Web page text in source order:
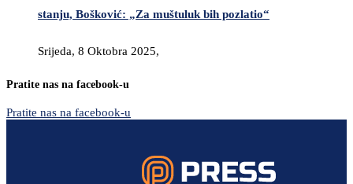
stanju, Bošković: „Za muštuluk bih pozlatio“
Srijeda, 8 Oktobra 2025,
Pratite nas na facebook-u
Pratite nas na facebook-u